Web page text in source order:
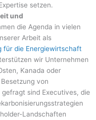
setzen.
und
die Agenda in vielen
Arbeit als
für die Energiewirtschaft
wir Unternehmen
Kanada oder
von
sind Executives, die
Landschaften